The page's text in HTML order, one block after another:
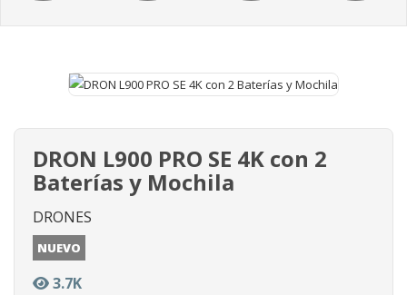
DRON L900 PRO SE 4K con 2
Baterías y Mochila
DRONES
NUEVO
3.7K